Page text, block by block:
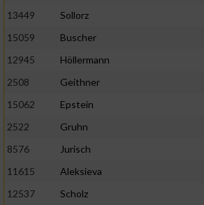
13449
Sollorz
15059
Buscher
12945
Höllermann
2508
Geithner
15062
Epstein
2522
Gruhn
8576
Jurisch
11615
Aleksieva
12537
Scholz